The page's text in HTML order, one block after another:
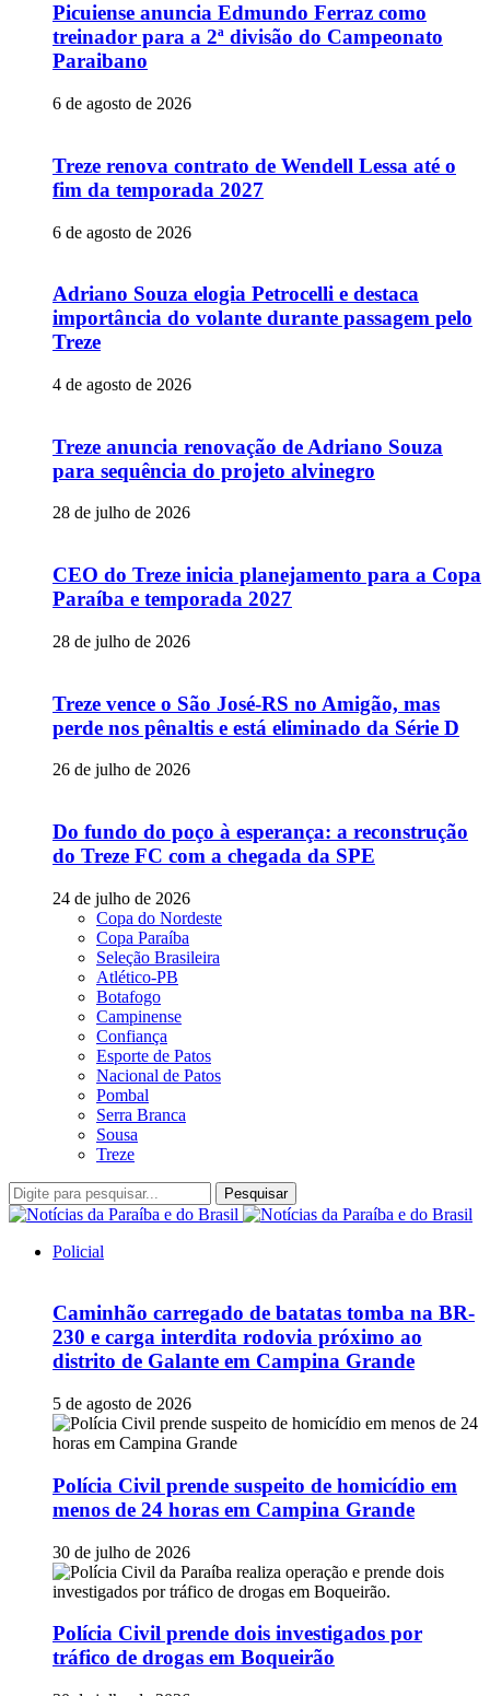
Picuiense anuncia Edmundo Ferraz como
treinador para a 2ª divisão do Campeonato
Paraibano
6 de agosto de 2026
Treze renova contrato de Wendell Lessa até o
fim da temporada 2027
6 de agosto de 2026
Adriano Souza elogia Petrocelli e destaca
importância do volante durante passagem pelo
Treze
4 de agosto de 2026
Treze anuncia renovação de Adriano Souza
para sequência do projeto alvinegro
28 de julho de 2026
CEO do Treze inicia planejamento para a Copa
Paraíba e temporada 2027
28 de julho de 2026
Treze vence o São José-RS no Amigão, mas
perde nos pênaltis e está eliminado da Série D
26 de julho de 2026
Do fundo do poço à esperança: a reconstrução
do Treze FC com a chegada da SPE
24 de julho de 2026
Copa do Nordeste
Copa Paraíba
Seleção Brasileira
Atlético-PB
Botafogo
Campinense
Confiança
Esporte de Patos
Nacional de Patos
Pombal
Serra Branca
Sousa
Treze
Pesquisar
Policial
Caminhão carregado de batatas tomba na BR-
230 e carga interdita rodovia próximo ao
distrito de Galante em Campina Grande
5 de agosto de 2026
Polícia Civil prende suspeito de homicídio em
menos de 24 horas em Campina Grande
30 de julho de 2026
Polícia Civil prende dois investigados por
tráfico de drogas em Boqueirão